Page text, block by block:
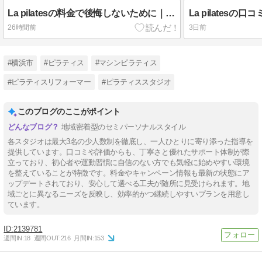
La pilatesの料金で後悔しないために｜入会金0円の条件と解約ルール
26時間前 3日前
#横浜市 #ピラティス #マシンピラティス
#ピラティスリフォーマー #ピラティススタジオ
このブログのここがポイント
地域密着型のセミパーソナルスタイル
各スタジオは最大3名の少人数制を徹底し、一人ひとりに寄り添った指導を
提供しています。口コミや評価からも、丁寧さと優れたサポート体制が際
立っており、初心者や運動習慣に自信のない方でも気軽に始めやすい環境
を整えていることが特徴です。料金やキャンペーン情報も最新の状態にア
ップデートされており、安心して選べる工夫が随所に見受けられます。地
域ごとに異なるニーズを反映し、効率的かつ継続しやすいプランを用意し
ています。
2139781
週間IN:18 週間OUT:216 月間IN:153